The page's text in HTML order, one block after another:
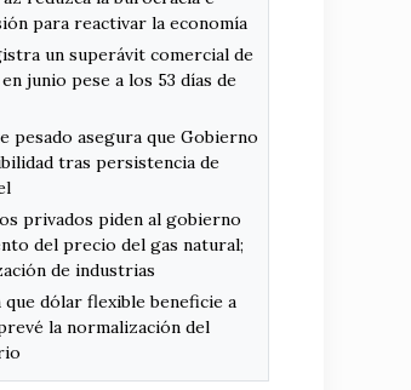
para reactivar la economía
un superávit comercial de
junio pese a los 53 días de
pesado asegura que Gobierno
tras persistencia de
privados piden al gobierno
del precio del gas natural;
de industrias
que dólar flexible beneficie a
la normalización del